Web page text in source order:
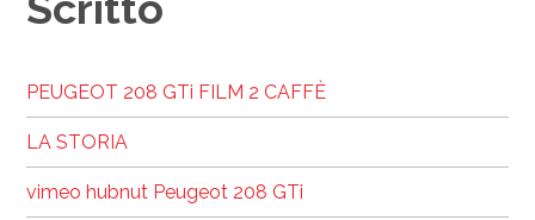
PEUGEOT 208 GTi FILM 2 CAFFÈ
LA STORIA
vimeo hubnut Peugeot 208 GTi